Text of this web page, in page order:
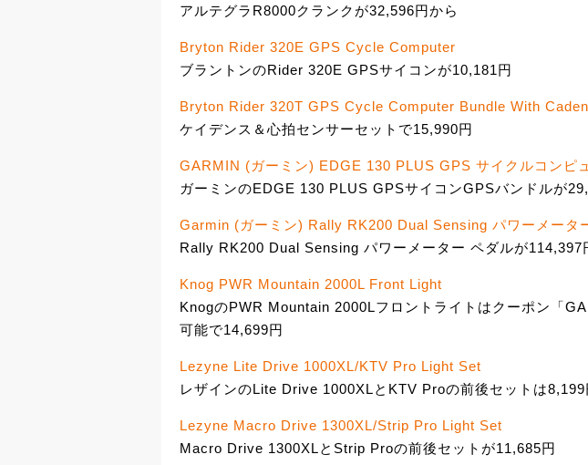
アルテグラR8000クランクが32,596円から
Bryton Rider 320E GPS Cycle Computer
ブラントンのRider 320E GPSサイコンが10,181円
Bryton Rider 320T GPS Cycle Computer Bundle With
ケイデンス＆心拍センサーセットで15,990円
GARMIN (ガーミン) EDGE 130 PLUS GPS サイクルコンピ
ガーミンのEDGE 130 PLUS GPSサイコンGPSバンドルが
Garmin (ガーミン) Rally RK200 Dual Sensing パワーメータ
Rally RK200 Dual Sensing パワーメーター ペダルが114,397
Knog PWR Mountain 2000L Front Light
KnogのPWR Mountain 2000Lフロントライトはクーポン「
可能で14,699円
Lezyne Lite Drive 1000XL/KTV Pro Light Set
レザインのLite Drive 1000XLとKTV Proの前後セットは8,199
Lezyne Macro Drive 1300XL/Strip Pro Light Set
Macro Drive 1300XLとStrip Proの前後セットが11,685円